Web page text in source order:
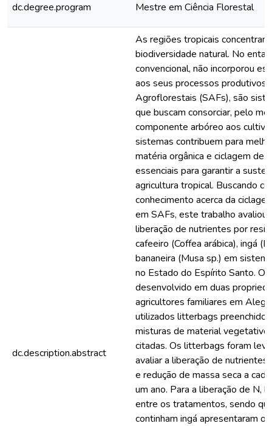
dc.degree.program Mestre em Ciência Florestal
dc.description.abstract
As regiões tropicais
biodiversidade natural. No
convencional, não incorporou
aos seus processos produtivos.
Agroflorestais (SAFs), são
que buscam consorciar, pelo
componente arbóreo aos
sistemas contribuem para
matéria orgânica e ciclagem de
essenciais para garantir a
agricultura tropical. Buscando
conhecimento acerca da
em SAFs, este trabalho avaliou
liberação de nutrientes por
cafeeiro (Coffea arábica), ingá
bananeira (Musa sp.) em
no Estado do Espírito Santo. O
desenvolvido em duas
agricultores familiares em
utilizados litterbags
misturas de material
citadas. Os litterbags foram
avaliar a liberação de nutrientes
e redução de massa seca a
um ano. Para a liberação de N,
entre os tratamentos, sendo
continham ingá apresentaram